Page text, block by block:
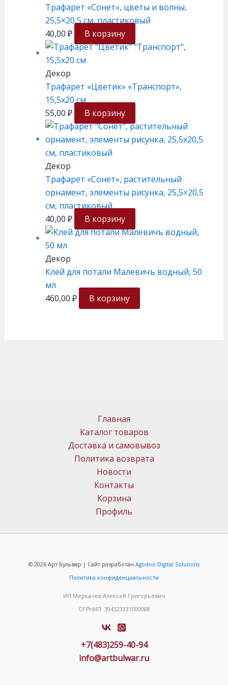
Трафарет «Сонет», цветы и волны,
25,5×20,5 см, плаcтиковый
40,00 ₽ В корзину
Декор
Трафарет «Цветик» «Транспорт»,
15,5х20 см
55,00 ₽ В корзину
Декор
Трафарет «Сонет», растительный
орнамент, элементы рисунка, 25,5×20,5
см, плаcтиковый
40,00 ₽ В корзину
Декор
Клей для потали Малевичъ водный, 50
мл
460,00 ₽ В корзину
Главная
Каталог товаров
Доставка и самовывоз
Политика возврата
Новости
Контакты
Корзина
Профиль
© 2026 Арт Бульвар | Сайт разработан Agodoo Digital Solutions
Политика конфиденциальности
ИП Меркачёв Алексей Григорьевич
ОГРНИП: 304323331000088
+7(483)259-40-94
info@artbulwar.ru